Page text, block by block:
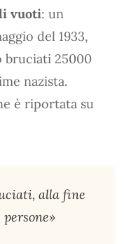
vuoti: un
del 1933,
bruciati 25000
nazista.
è riportata su
alla fine